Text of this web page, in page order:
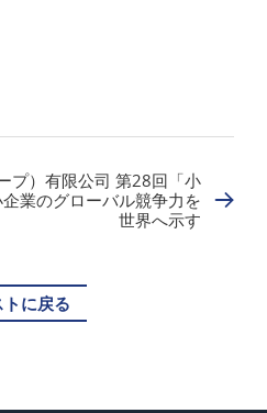
プ）有限公司 第28回「小
業のグローバル競争力を
世界へ示す
トに戻る